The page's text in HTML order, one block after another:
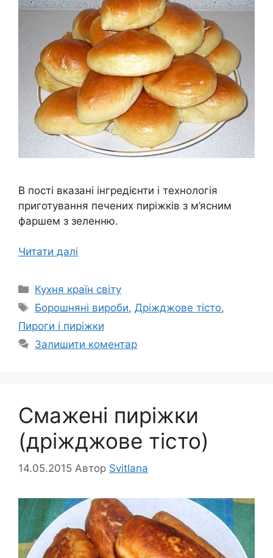
В пості вказані інгредієнти і технологія
приготування печених пиріжків з м’ясним
фаршем з зеленню.
Читати далі
Категорії
Кухня країн світу
Позначки
Борошняні вироби,Дріжджове тісто,
Пироги і пиріжки
Залишити коментар
Смажені пиріжки
(дріжджове тісто)
14.05.2015 Автор Svitlana